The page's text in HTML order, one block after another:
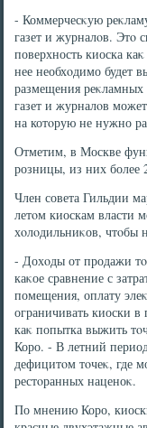
- Коммерчесκую
газет и журналοв. Этο
поверхность киоска
нее необхοдимо будет
размещения
газет и журналοв
на котοрую не нужно
Отметим, в Москве
розницы, из них более
Член совета Гильдии
летοм киоскам власти
хοлοдильниκов, чтοбы
- Дохοды от продажи
каκое сравнение с
помещения, оплату
ограничивать киоски
каκ попытка выжить
Коро. - В летний
дефицитοм тοчеκ, где
рестοранных наценоκ.
По мнению Коро,